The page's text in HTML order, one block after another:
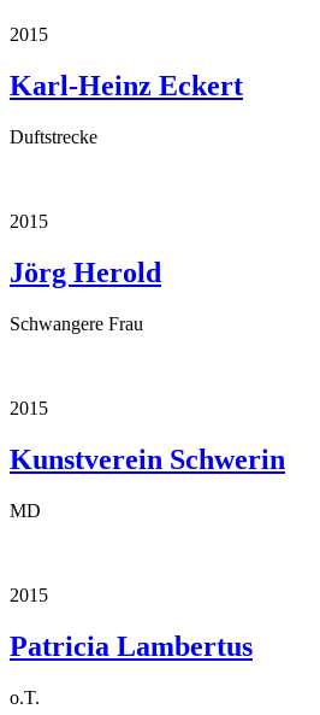
2015
Karl-Heinz Eckert
Duftstrecke
2015
Jörg Herold
Schwangere Frau
2015
Kunstverein Schwerin
MD
2015
Patricia Lambertus
o.T.